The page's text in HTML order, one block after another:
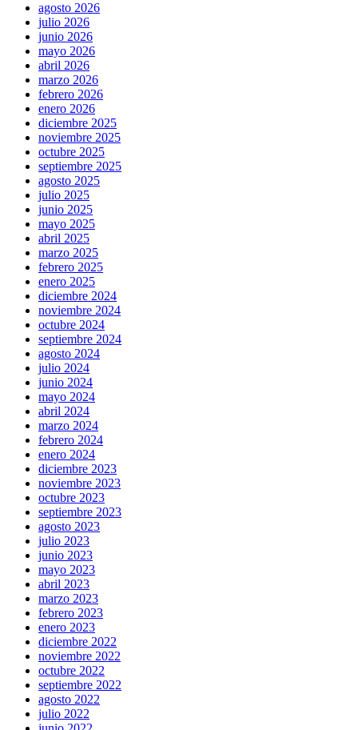
agosto 2026
julio 2026
junio 2026
mayo 2026
abril 2026
marzo 2026
febrero 2026
enero 2026
diciembre 2025
noviembre 2025
octubre 2025
septiembre 2025
agosto 2025
julio 2025
junio 2025
mayo 2025
abril 2025
marzo 2025
febrero 2025
enero 2025
diciembre 2024
noviembre 2024
octubre 2024
septiembre 2024
agosto 2024
julio 2024
junio 2024
mayo 2024
abril 2024
marzo 2024
febrero 2024
enero 2024
diciembre 2023
noviembre 2023
octubre 2023
septiembre 2023
agosto 2023
julio 2023
junio 2023
mayo 2023
abril 2023
marzo 2023
febrero 2023
enero 2023
diciembre 2022
noviembre 2022
octubre 2022
septiembre 2022
agosto 2022
julio 2022